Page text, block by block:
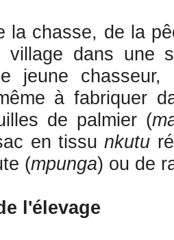
la chasse, de la
village dans une
jeune chasseur,
à fabriquer
de palmier (
en tissunkutu
(mpunga) ou de
l'élevage